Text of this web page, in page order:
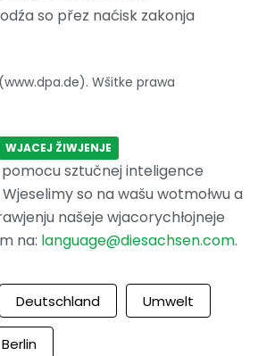
so přez naćisk zakonja
Wšitke prawa
WJACEJ ŽIWJENJE
pomocu sztučnej inteligence
so na wašu wotmołwu a
našeje wjacorychłojneje
na: language@diesachsen.com.
Deutschland Umwelt
Berlin